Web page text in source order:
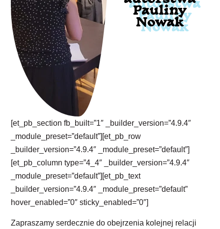
Pauliny
Nowak
[et_pb_section fb_built=”1″ _builder_version=”4.9.4″
_module_preset=”default”][et_pb_row
_builder_version=”4.9.4″ _module_preset=”default”]
[et_pb_column type=”4_4″ _builder_version=”4.9.4″
_module_preset=”default”][et_pb_text
_builder_version=”4.9.4″ _module_preset=”default”
hover_enabled=”0″ sticky_enabled=”0″]
Zapraszamy serdecznie do obejrzenia kolejnej relacji